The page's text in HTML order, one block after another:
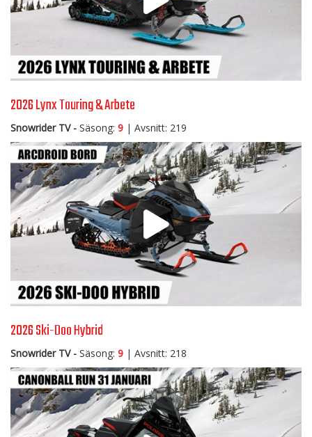
2026 Lynx Touring & Arbete
Snowrider TV - Säsong: 9 | Avsnitt: 219
2026 Ski-Doo Hybrid
Snowrider TV - Säsong: 9 | Avsnitt: 218